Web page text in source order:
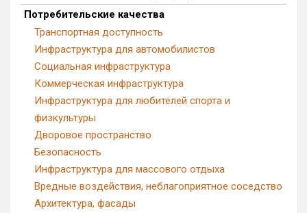
Потребительские качества
Транспортная доступность
Инфраструктура для автомобилистов
Социальная инфраструктура
Коммерческая инфраструктура
Инфраструктура для любителей спорта и
физкультуры
Дворовое пространство
Безопасность
Инфраструктура для массового отдыха
Вредные воздействия, неблагоприятное соседство
Архитектура, фасады